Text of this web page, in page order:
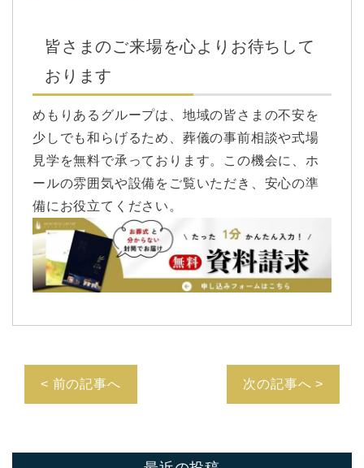
皆さまのご来場を心よりお待ちして
おります
めもりあるグループは、地域の皆さまの不安を
少しでも和らげるため、葬儀の事前相談や式場
見学を無料で承っております。この機会に、ホ
ールの雰囲気や設備をご覧いただき、安心の準
備にお役立てください。
< 前の記事へ 次の記事へ >